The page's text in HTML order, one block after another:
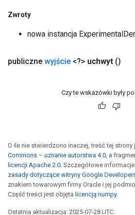
Zwroty
nowa instancja
publiczne wyjście <?> uchwyt ()
Czy te wskazówki były
O ile nie stwierdzono inaczej, treść tej strony
Commons – uznanie autorstwa 4.0, a
licencji Apache 2.0. Szczegółowe
zasady dotyczące witryny Google
znakiem towarowym firmy Oracle i jej
Część treści jest objęta licencją numpy.
Ostatnia aktualizacja: 2025-07-28 UTC.